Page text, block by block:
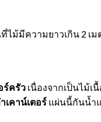
ม้มีความยาวเกิน 2
ร์ครัว เนื่องจากเป็นไม้
เคาน์เตอร์ แผ่นนี้กันน้ำ